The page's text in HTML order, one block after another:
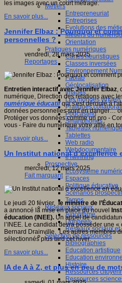
Métiers
Entrepreneuriat
Entreprises
Evolutions des
Métiers du
Orientation
Pratiques numériques
Cartes heuristiques
Classes inversées
Environnement
Fablab
Géolocalisation
Images
Les mondes
Pratiques
Podcasting
Smartphones
Tableaux
Tablettes
Web radio
Webdocumentaire
eTwinning
Prospective
Ecosystème
Espaces
Politique éducative
Scénarios
Temps
Réseaux sociaux
Algorithme
Données
Réseaux sociaux
Sélection de ressources
Bibliographies
Education artistique
Education
Histoire
Ressources
Ressources
les images avec un court métrage.
En savoir plus...
Jennifer Elbaz : Pourquoi et
personnelles ?
vendredi, 28 mars 2025
Reportages
Entretien interactif avec Jennifer Elbaz,
numérique, Direction des relations avec
numérique éducatifqui s'est déroulé à
données personnelles sont en danger…
Protéger vos données comme un pro -
vous - Faire du numérique votre allié en
En savoir plus...
Un Institut national d’excellence
mercredi, 12 mars 2025
Fait marquant
Le jeudi 20 février, le ministre de
a annoncé la mise en place du nouvel
éducation (INEE). Un appel de
l’INEE. Le candidat devra posséder une
Bernard Drainville. Les autres membres
sélectionnés plus tard cet hiver.
En savoir plus...
IA de A à Z, et plus en peu de